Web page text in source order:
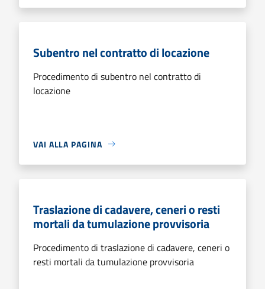
Subentro nel contratto di locazione
Procedimento di subentro nel contratto di
locazione
VAI ALLA PAGINA
Traslazione di cadavere, ceneri o resti
mortali da tumulazione provvisoria
Procedimento di traslazione di cadavere, ceneri o
resti mortali da tumulazione provvisoria